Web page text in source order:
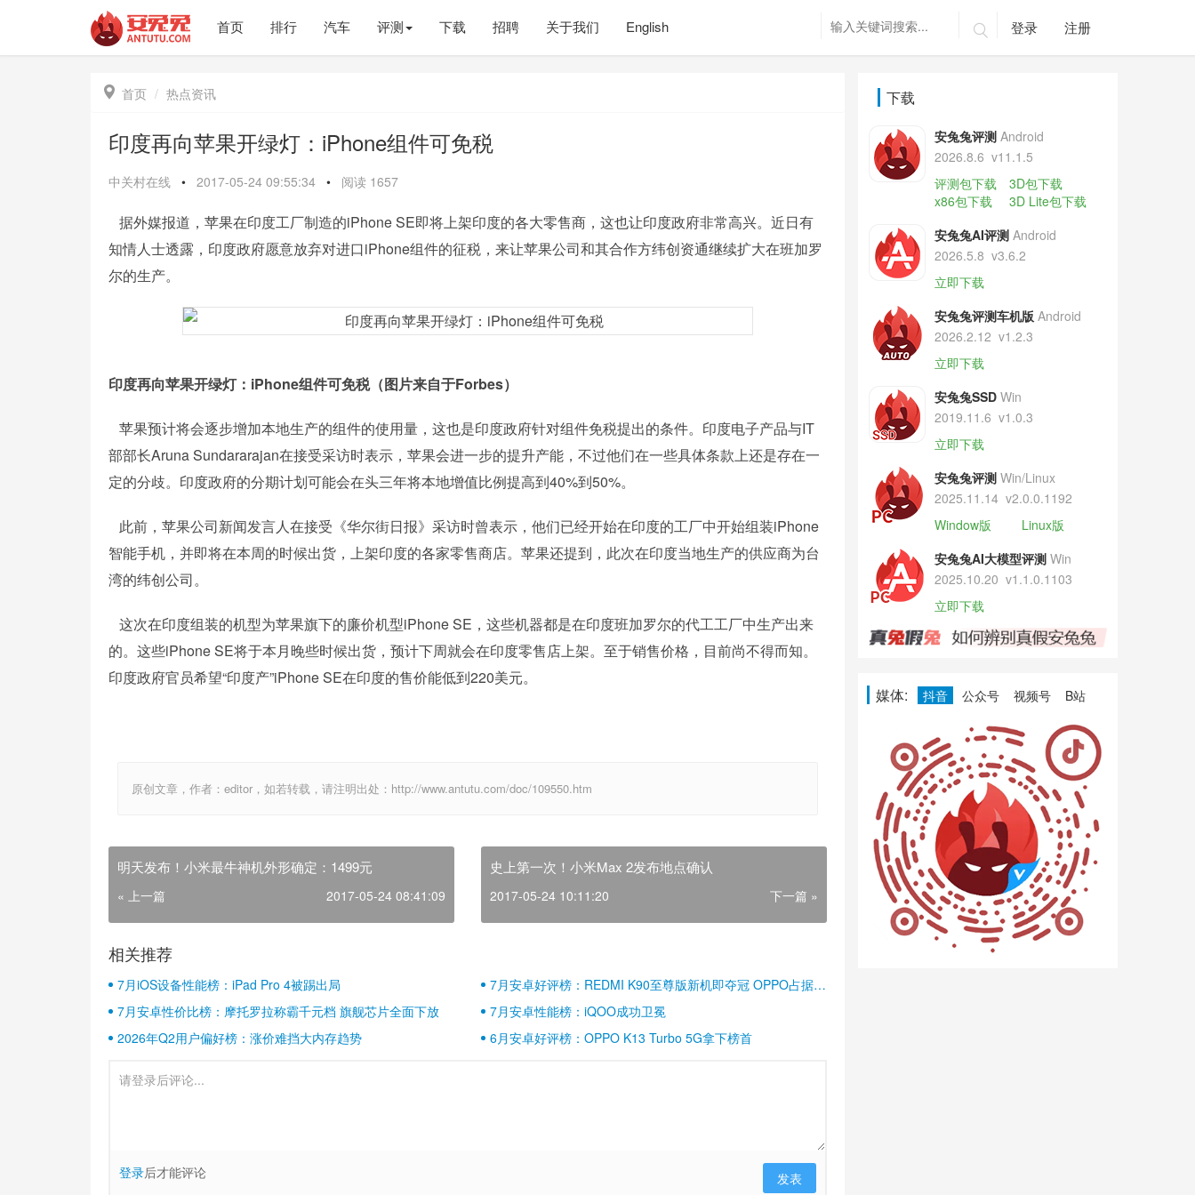
首页 排行 汽车 评测 下载 招聘 关于我们 English  登录 注册
 首页 热点资讯
印度再向苹果开绿灯：iPhone组件可免税
中关村在线 • 2017-05-24 09:55:34 • 阅读 1657
据外媒报道，苹果在印度工厂制造的iPhone SE即将上架印度的各大零售商，这也让印度政府非常高兴。近日有
知情人士透露，印度政府愿意放弃对进口iPhone组件的征税，来让苹果公司和其合作方纬创资通继续扩大在班加罗
尔的生产。
印度再向苹果开绿灯：iPhone组件可免税（图片来自于Forbes）
苹果预计将会逐步增加本地生产的组件的使用量，这也是印度政府针对组件免税提出的条件。印度电子产品与IT
部部长Aruna Sundararajan在接受采访时表示，苹果会进一步的提升产能，不过他们在一些具体条款上还是存在一
定的分歧。印度政府的分期计划可能会在头三年将本地增值比例提高到40%到50%。
此前，苹果公司新闻发言人在接受《华尔街日报》采访时曾表示，他们已经开始在印度的工厂中开始组装iPhone
智能手机，并即将在本周的时候出货，上架印度的各家零售商店。苹果还提到，此次在印度当地生产的供应商为台
湾的纬创公司。
这次在印度组装的机型为苹果旗下的廉价机型iPhone SE，这些机器都是在印度班加罗尔的代工工厂中生产出来
的。这些iPhone SE将于本月晚些时候出货，预计下周就会在印度零售店上架。至于销售价格，目前尚不得而知。
印度政府官员希望“印度产”iPhone SE在印度的售价能低到220美元。
原创文章，作者：editor，如若转载，请注明出处：http://www.antutu.com/doc/109550.htm
明天发布！小米最牛神机外形确定：1499元
« 上一篇 2017-05-24 08:41:09
史上第一次！小米Max 2发布地点确认
2017-05-24 10:11:20 下一篇 »
相关推荐
7月iOS设备性能榜：iPad Pro 4被踢出局
7月安卓好评榜：REDMI K90至尊版新机即夺冠 OPPO占据半
壁江山
7月安卓性价比榜：摩托罗拉称霸千元档 旗舰芯片全面下放
7月安卓性能榜：iQOO成功卫冕
2026年Q2用户偏好榜：涨价难挡大内存趋势
6月安卓好评榜：OPPO K13 Turbo 5G拿下榜首
登录后才能评论 发表
下载
安兔兔评测 Android
2026.8.6 v11.1.5
评测包下载
3D包下载
x86包下载
3D Lite包下载
安兔兔AI评测 Android
2026.5.8 v3.6.2
立即下载
安兔兔评测车机版 Android
2026.2.12 v1.2.3
立即下载
安兔兔SSD Win
2019.11.6 v1.0.3
立即下载
安兔兔评测 Win/Linux
2025.11.14 v2.0.0.1192
Window版
Linux版
安兔兔AI大模型评测 Win
2025.10.20 v1.1.0.1103
立即下载
媒体: 抖音 公众号 视频号 B站